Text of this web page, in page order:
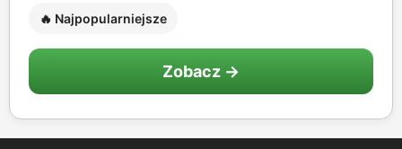
🔥 Najpopularniejsze
Zobacz →